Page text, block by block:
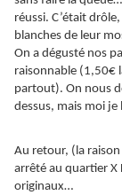
réussi. C’était
blanches de leur
On a dégusté nos
raisonnable (1,50€
partout). On nous
dessus, mais moi
Au retour, (la
arrêté au quartier
originaux…